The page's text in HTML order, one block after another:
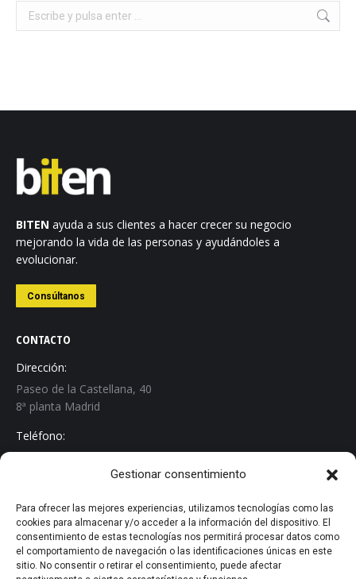
Gestionar consentimiento
Para ofrecer las mejores experiencias, utilizamos tecnologías como las
cookies para almacenar y/o acceder a la información del dispositivo. El
consentimiento de estas tecnologías nos permitirá procesar datos como
el comportamiento de navegación o las identificaciones únicas en este
sitio. No consentir o retirar el consentimiento, puede afectar
Buscar:
BITEN ayuda a sus clientes a hacer crecer su negocio
mejorando la vida de las personas y ayudándoles a
evolucionar.
Consúltanos
CONTACTO
Dirección:
Paseo de la Castellana, 40
8ª planta Madrid
Teléfono:
+34 913 267 529
info@biten.es
Encuéntranos en:
Linkedin
page